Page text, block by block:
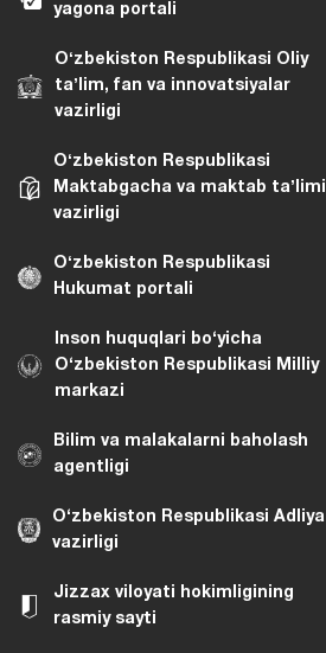
yagona portali
Oʻzbekiston Respublikasi Oliy
taʼlim, fan va innovatsiyalar
vazirligi
Oʻzbekiston Respublikasi
Maktabgacha va maktab taʼlimi
vazirligi
Oʻzbekiston Respublikasi
Hukumat portali
Inson huquqlari bo‘yicha
O‘zbekiston Respublikasi Milliy
markazi
Bilim va malakalarni baholash
agentligi
O‘zbekiston Respublikasi Adliya
vazirligi
Jizzax viloyati hokimligining
rasmiy sayti